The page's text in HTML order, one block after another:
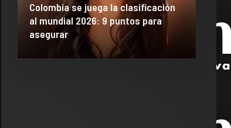
Colombia se juega la clasificación
al mundial 2026: 9 puntos para
asegurar
de